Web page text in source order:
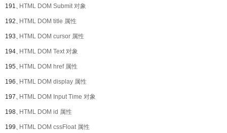
191、HTML DOM Submit 对象
192、HTML DOM title 属性
193、HTML DOM cursor 属性
194、HTML DOM Text 对象
195、HTML DOM href 属性
196、HTML DOM display 属性
197、HTML DOM Input Time 对象
198、HTML DOM id 属性
199、HTML DOM cssFloat 属性